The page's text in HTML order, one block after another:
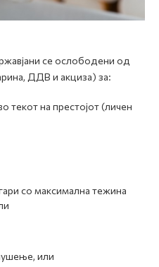
се ослободени од
ДДВ и акциза) за:
текот на престојот (личен
со максимална тежина
или